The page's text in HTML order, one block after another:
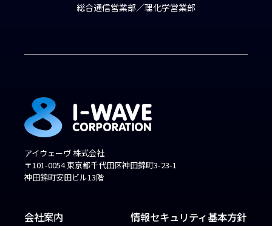
総合通信営業部／理化学営業部
アイウェーヴ 株式会社
〒101-0054 東京都千代田区神田錦町3-23-1
神田錦町安田ビル13階
会社案内
情報セキュリティ基本方針